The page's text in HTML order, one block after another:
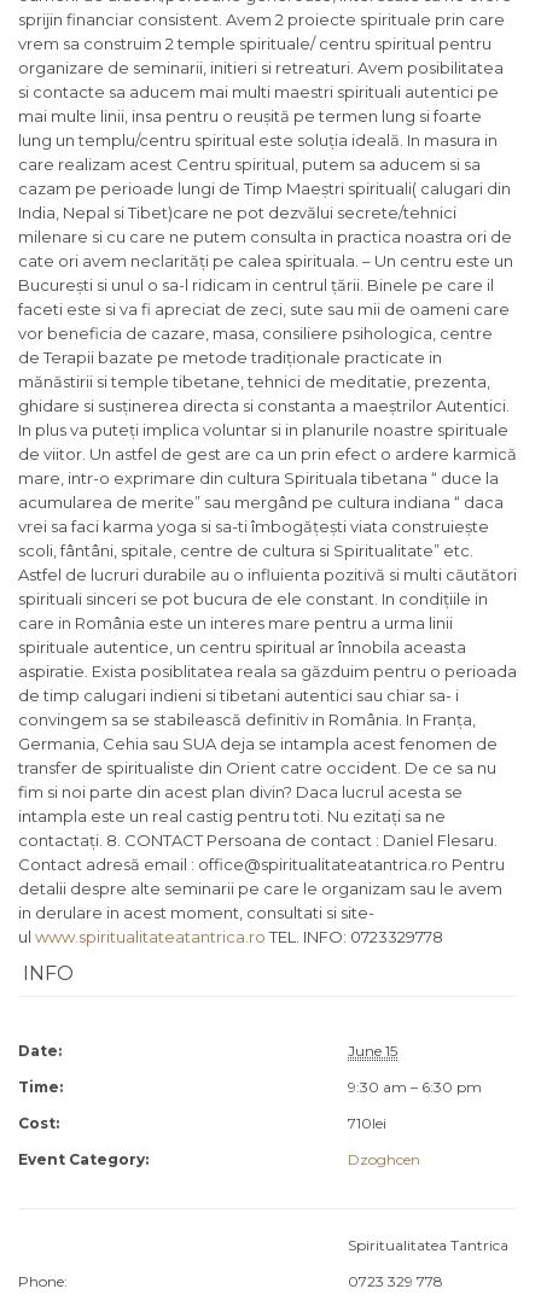
www.spiritualitateatantrica.roTEL. INFO: 0723329778
INFO
Date:
June 15
Time:
9:30 am – 6:30 pm
Cost:
710lei
Event Category:
Dzoghcen
Spiritualitatea Tantrica
Phone:
0723 329 778